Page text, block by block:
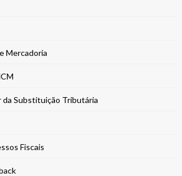
Mercadoria
Substituição Tributária
Fiscais